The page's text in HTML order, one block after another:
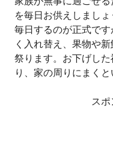
を毎日お供えしましょ
毎日するのが正式で
く入れ替え、果物や
祭ります。お下げし
り、家の周りにまくと
ス